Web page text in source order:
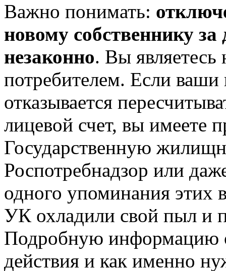
Важно понимать:
новому собственнику
незаконно. Вы
потребителем. Если
отказывается
лицевой счет, вы имеете
Государственную
Роспотребнадзор или
одного упоминания этих
УК охладили свой пыл и
Подробную информацию
действия и как именно